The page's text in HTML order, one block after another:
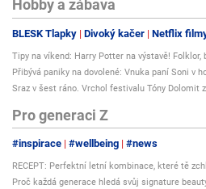
Hobby a zábava
BLESK Tlapky Divoký kačer Netflix
Tipy na víkend: Harry Potter na výstavě!
Přibývá paniky na dovolené: Vnuka paní Soni v
Sraz v šest ráno. Vrchol festivalu Tóny Dolomit
Pro generaci Z
#inspirace #wellbeing #news
RECEPT: Perfektní letní kombinace, které tě
Proč každá generace hledá svůj signature